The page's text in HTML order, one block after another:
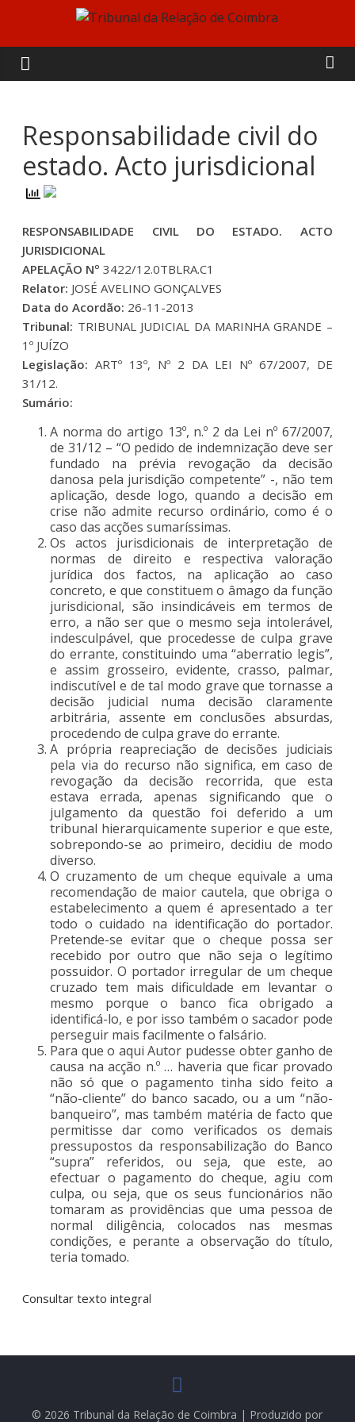
content
Tribunal
da
Relação
de
Coimbra
Responsabilidade civil do
estado. Acto jurisdicional
RESPONSABILIDADE CIVIL DO ESTADO. ACTO
JURISDICIONAL
APELAÇÃO Nº3422/12.0TBLRA.C1
Relator: JOSÉ AVELINO GONÇALVES
Data do Acordão: 26-11-2013
Tribunal: TRIBUNAL JUDICIAL DA MARINHA GRANDE –
1º JUÍZO
Legislação:ARTº 13º, Nº 2 DA LEI Nº 67/2007, DE
31/12.
Sumário:
A norma do artigo 13º, n.º 2 da Lei nº 67/2007,
de 31/12 – “O pedido de indemnização deve ser
fundado na prévia revogação da decisão
danosa pela jurisdição competente” -, não tem
aplicação, desde logo, quando a decisão em
crise não admite recurso ordinário, como é o
caso das acções sumaríssimas.
Os actos jurisdicionais de interpretação de
normas de direito e respectiva valoração
jurídica dos factos, na aplicação ao caso
concreto, e que constituem o âmago da função
jurisdicional, são insindicáveis em termos de
erro, a não ser que o mesmo seja intolerável,
indesculpável, que procedesse de culpa grave
do errante, constituindo uma “aberratio legis”,
e assim grosseiro, evidente, crasso, palmar,
indiscutível e de tal modo grave que tornasse a
decisão judicial numa decisão claramente
arbitrária, assente em conclusões absurdas,
procedendo de culpa grave do errante.
A própria reapreciação de decisões judiciais
pela via do recurso não significa, em caso de
revogação da decisão recorrida, que esta
estava errada, apenas significando que o
julgamento da questão foi deferido a um
tribunal hierarquicamente superior e que este,
sobrepondo-se ao primeiro, decidiu de modo
diverso.
O cruzamento de um cheque equivale a uma
recomendação de maior cautela, que obriga o
estabelecimento a quem é apresentado a ter
todo o cuidado na identificação do portador.
Pretende-se evitar que o cheque possa ser
recebido por outro que não seja o legítimo
possuidor. O portador irregular de um cheque
cruzado tem mais dificuldade em levantar o
mesmo porque o banco fica obrigado a
identificá-lo, e por isso também o sacador pode
perseguir mais facilmente o falsário.
Para que o aqui Autor pudesse obter ganho de
causa na acção n.º … haveria que ficar provado
não só que o pagamento tinha sido feito a
“não-cliente” do banco sacado, ou a um “não-
banqueiro”, mas também matéria de facto que
permitisse dar como verificados os demais
pressupostos da responsabilização do Banco
“supra” referidos, ou seja, que este, ao
efectuar o pagamento do cheque, agiu com
culpa, ou seja, que os seus funcionários não
tomaram as providências que uma pessoa de
normal diligência, colocados nas mesmas
condições, e perante a observação do título,
teria tomado.
Consultar texto integral
© 2026 Tribunal da Relação de Coimbra | Produzido por